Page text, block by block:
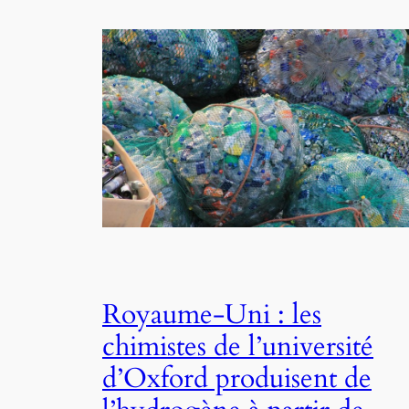
Royaume-Uni : les
chimistes de l’université
d’Oxford produisent de